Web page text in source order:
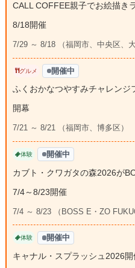
CALL COFFEE親子でお絵描き
8/18開催
7/29 ～ 8/18 （福岡市、中央区、大
グルメ 開催中
ふくおかなつやすみチャレン
開幕
7/21 ～ 8/21 （福岡市、博多区）
体験 開催中
カブト・クワガタの森2026が
7/4～8/23開催
7/4 ～ 8/23 （BOSS E・ZO
体験 開催中
キャナル・スプラッシュ2026